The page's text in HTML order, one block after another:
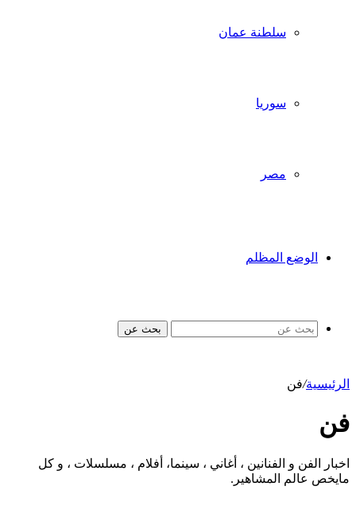
سلطنة عمان
سوريا
مصر
الوضع المظلم
بحث عن
الرئيسية/فن
فن
اخبار الفن و الفنانين ، أغاني ، سينما، أفلام ، مسلسلات ، و كل
مايخص عالم المشاهير.